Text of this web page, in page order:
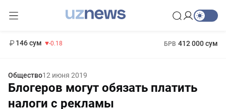
146 сум -0.18 БРВ 412 000 сум
Общество12 июня 2019
Блогеров могут обязать платить
налоги с рекламы